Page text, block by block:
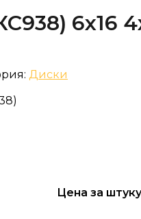
6x16
Диски
Цена за